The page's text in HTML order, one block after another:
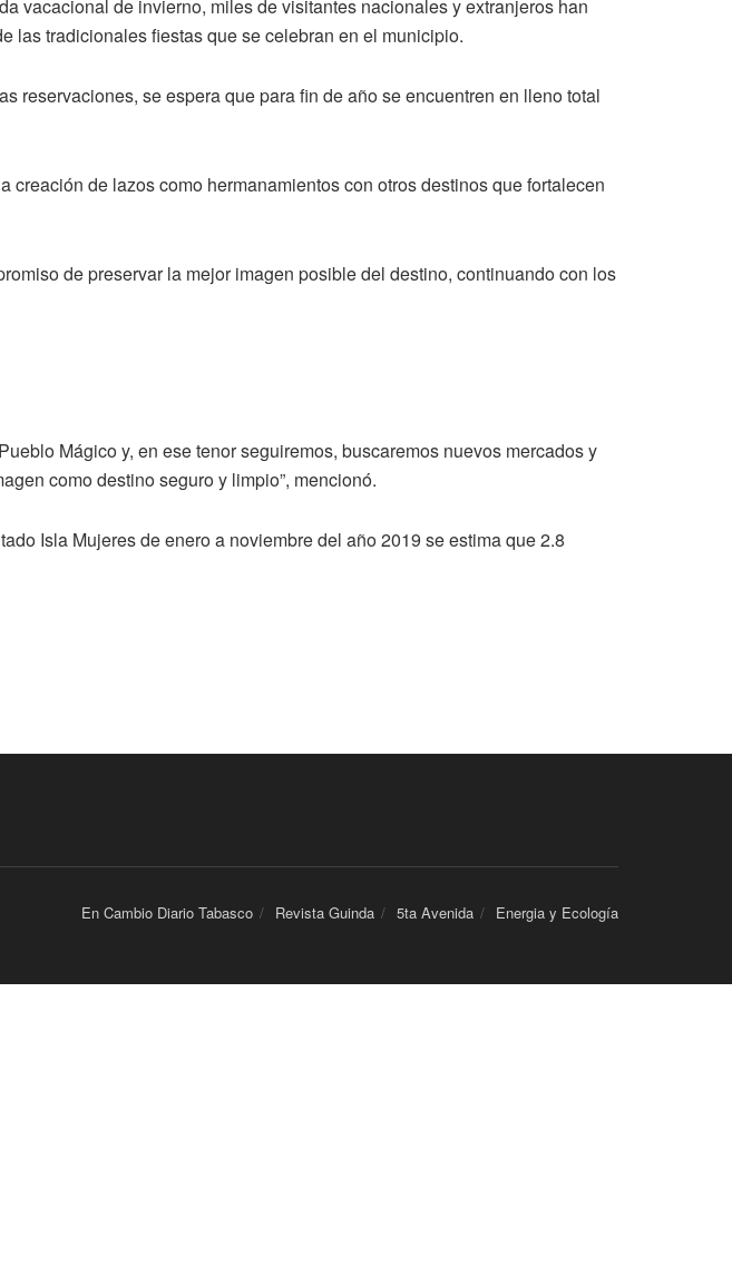
vacacional de invierno, miles de visitantes nacionales y extranjeros han
las tradicionales fiestas que se celebran en el municipio.
reservaciones, se espera que para fin de año se encuentren en lleno total
de lazos como hermanamientos con otros destinos que fortalecen
de preservar la mejor imagen posible del destino, continuando con los
Mágico y, en ese tenor seguiremos, buscaremos nuevos mercados y
como destino seguro y limpio”, mencionó.
Isla Mujeres de enero a noviembre del año 2019 se estima que 2.8
En Cambio Diario Tabasco Revista Guinda 5ta Avenida Energia y Ecología